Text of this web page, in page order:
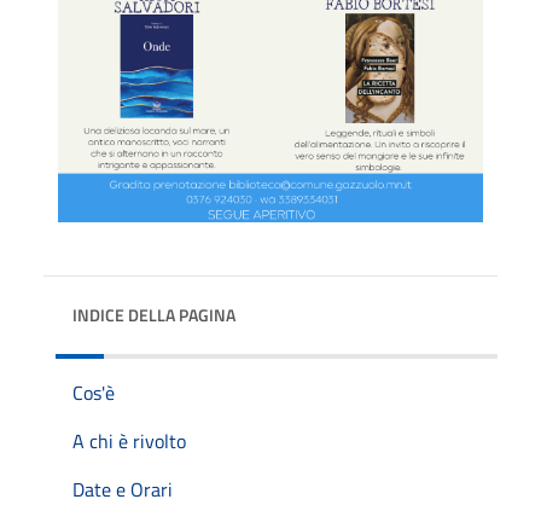
INDICE DELLA PAGINA
Cos'è
A chi è rivolto
Date e Orari